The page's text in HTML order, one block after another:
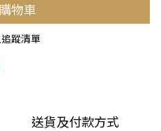
物車
蹤清單
送貨及付款方式